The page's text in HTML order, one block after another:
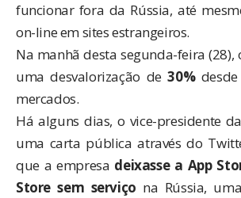
funcionar fora da Rússia, até
on-line em sites estrangeiros.
Na manhã desta segunda-feira (28),
uma desvalorização de30%desde
mercados.
Há alguns dias, o vice-presidente
uma carta pública através do
que a empresa deixasse a App
Store sem serviço na Rússia,